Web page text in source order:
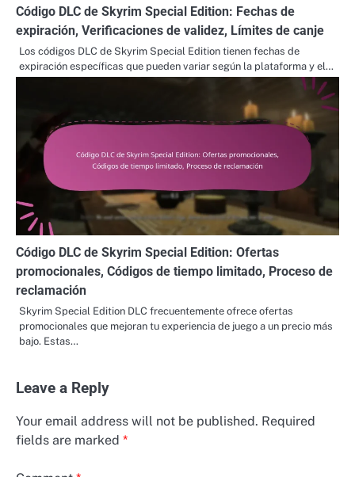
Código DLC de Skyrim Special Edition: Fechas de
expiración, Verificaciones de validez, Límites de canje
Los códigos DLC de Skyrim Special Edition tienen fechas de
expiración específicas que pueden variar según la plataforma y el…
Código DLC de Skyrim Special Edition: Ofertas
promocionales, Códigos de tiempo limitado, Proceso de
reclamación
Skyrim Special Edition DLC frecuentemente ofrece ofertas
promocionales que mejoran tu experiencia de juego a un precio más
bajo. Estas…
Leave a Reply
Your email address will not be published. Required
fields are marked *